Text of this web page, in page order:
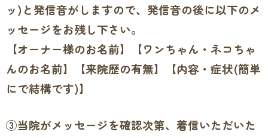
ッ)と発信音がしますので、発信音の後に以下のメ
ッセージをお残し下さい。
【オーナー様のお名前】
【ワンちゃん・ネコちゃ
んのお名前】
【来院歴の有無】
【内容・症状(簡単
にで結構です)】
③当院がメッセージを確認次第、着信いただいた